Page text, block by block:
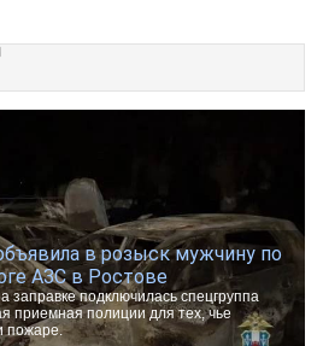
в розыск мужчину по
АЗС в Ростове
заправке подключилась спецгруппа
приемная полиции для тех, чье
пожаре.